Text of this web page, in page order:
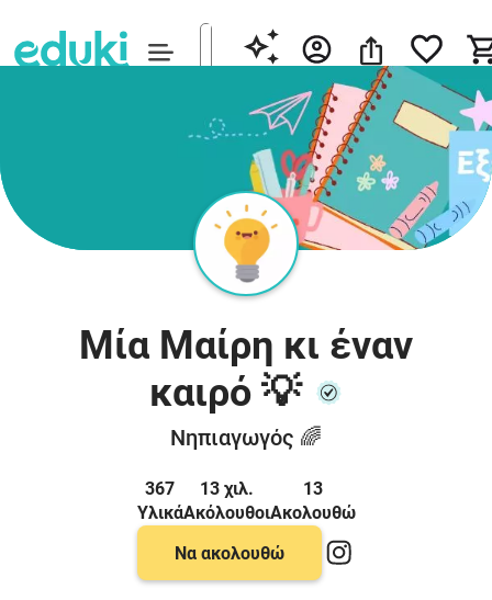
Μία Μαίρη κι έναν
καιρό 💡
Νηπιαγωγός 🌈
367
Υλικά
13 χιλ.
Ακόλουθοι
13
Ακολουθώ
Να ακολουθώ